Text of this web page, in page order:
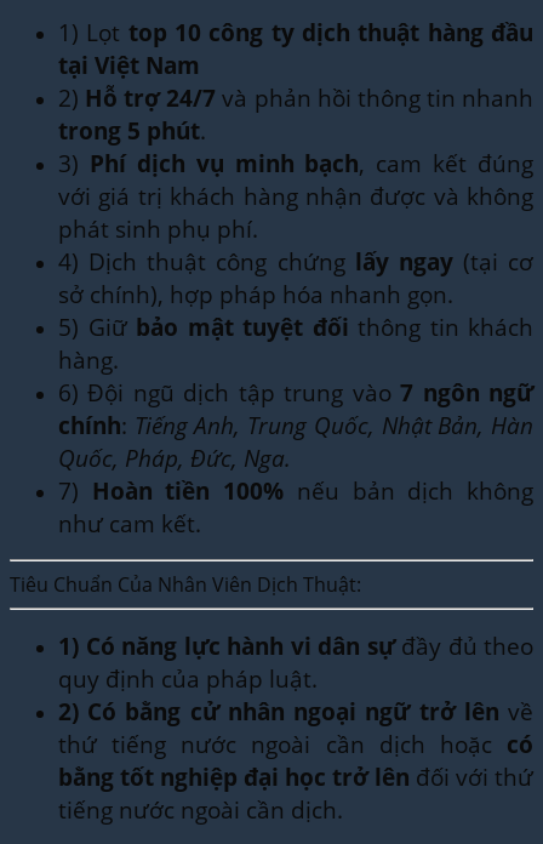
1) Lọt top 10 công ty dịch thuật hàng đầu
tại Việt Nam
2) Hỗ trợ 24/7 và phản hồi thông tin nhanh
trong 5 phút.
3) Phí dịch vụ minh bạch, cam kết đúng
với giá trị khách hàng nhận được và không
phát sinh phụ phí.
4) Dịch thuật công chứng lấy ngay(tại cơ
sở chính), hợp pháp hóa nhanh gọn.
5) Giữ bảo mật tuyệt đối thông tin khách
hàng.
6) Đội ngũ dịch tập trung vào7 ngôn ngữ
chính: Tiếng Anh, Trung Quốc, Nhật Bản, Hàn
Quốc, Pháp, Đức, Nga.
7) Hoàn tiền 100% nếu bản dịch không
như cam kết.
Tiêu Chuẩn Của Nhân Viên Dịch Thuật:
1) Có năng lực hành vi dân sựđầy đủ theo
quy định của pháp luật.
2) Có bằng cử nhân ngoại ngữ trở lên về
thứ tiếng nước ngoài cần dịch hoặc có
bằng tốt nghiệp đại học trở lên đối với thứ
tiếng nước ngoài cần dịch.